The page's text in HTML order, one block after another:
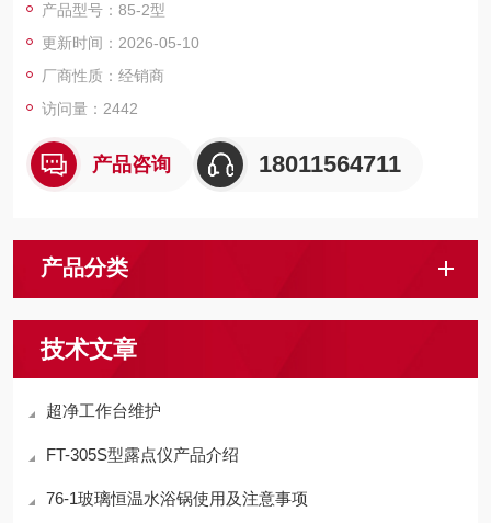
产品型号：85-2型
更新时间：2026-05-10
厂商性质：经销商
访问量：2442
产品咨询 18011564711
产品分类
技术文章
超净工作台维护
FT-305S型露点仪产品介绍
76-1玻璃恒温水浴锅使用及注意事项